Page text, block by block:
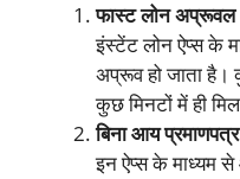
फास्ट लोन अप्रूवल
इंस्टेंट लोन ऐप्स के
अप्रूव हो जाता है।
कुछ मिनटों में ही
बिना आय
इन ऐप्स के माध्यम